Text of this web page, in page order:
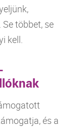
többet, se
kell.
és a